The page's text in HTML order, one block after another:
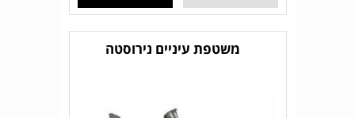
משטפת עיניים נירוסטה